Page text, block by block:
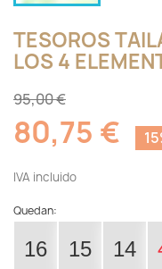
TESOROS
LOS 4
95,00 €
80,75 €
IVA incluido
Quedan:
16 15 14